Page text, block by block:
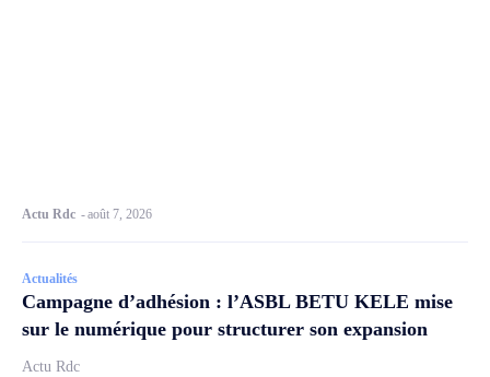
Actu Rdc -août 7, 2026
Actualités
Campagne d’adhésion : l’ASBL BETU KELE mise
sur le numérique pour structurer son expansion
Actu Rdc